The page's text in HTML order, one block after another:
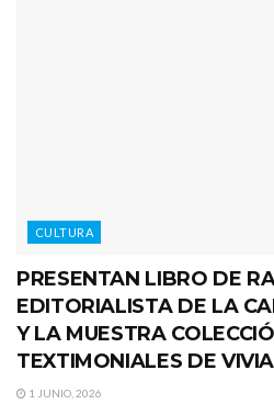
CULTURA
PRESENTAN LIBRO DE
EDITORIALISTA DE LA
Y LA MUESTRA
TEXTIMONIALES DE
1 JUNIO, 2026